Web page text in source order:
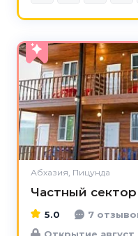
Абхазия, Пицунда
Частный
5.0
7
Открытие август